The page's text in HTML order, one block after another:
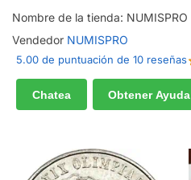
Nombre de la tienda: NUMISPRO
Vendedor NUMISPRO
5.00 de puntuación de 10 reseñas
Chatea Obtener Ayuda